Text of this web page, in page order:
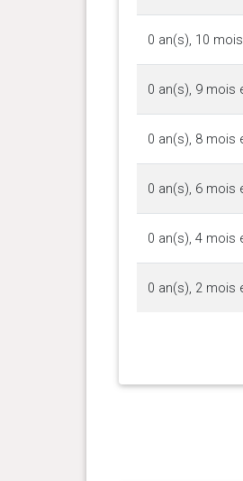
0 an(s), 10
0 an(s), 9 mois
0 an(s), 8 mois
0 an(s), 6 mois
0 an(s), 4 mois
0 an(s), 2 mois